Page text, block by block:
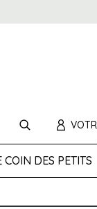
COIN DES PETITS